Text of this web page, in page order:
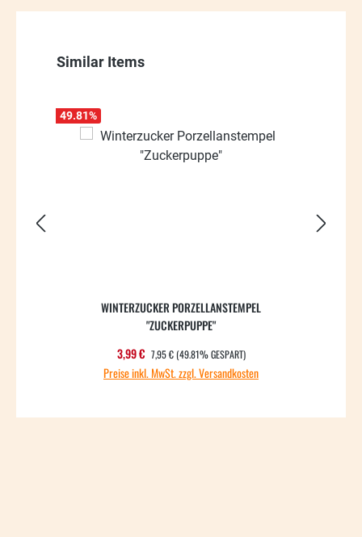
Produktgalerie überspringen
Similar Items
49.81%
WINTERZUCKER PORZELLANSTEMPEL
"ZUCKERPUPPE"
Verkaufspreis:
3,99 € REGULÄRER PREIS:
7,95 € (49.81% GESPART)
Preise inkl. MwSt. zzgl. Versandkosten